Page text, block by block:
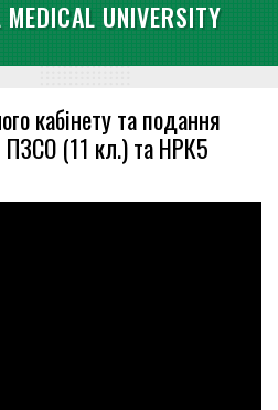
MEDICAL UNIVERSITY
кабінету та подання
ПЗСО (11 кл.) та НРК5